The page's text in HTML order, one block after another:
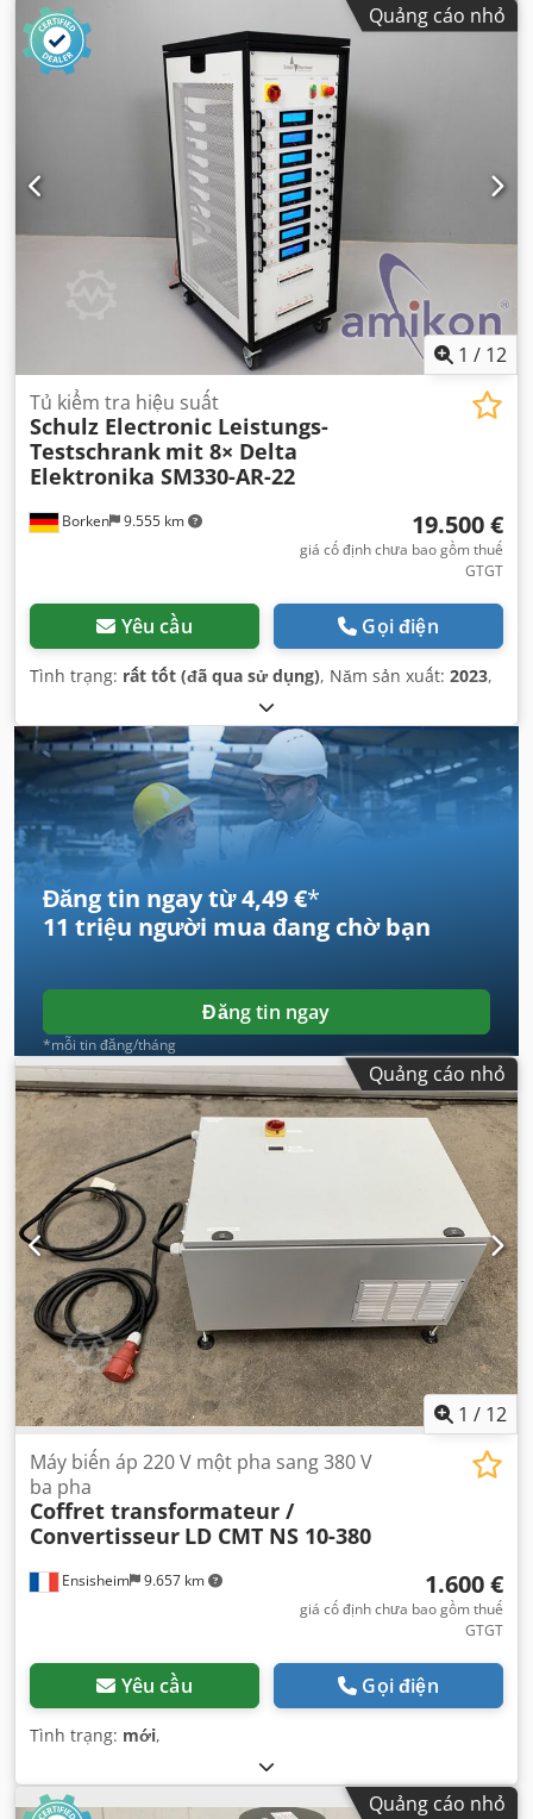
Quảng cáo nhỏ
1 / 12
Borken 9.555 km
Tủ kiểm tra hiệu suất
Schulz Electronic Leistungs-
Testschrank mit 8× Delta
Elektronika SM330-AR-22
19.500 €
giá cố định chưa bao gồm thuế
GTGT
Yêu cầu Gọi điện
Tình trạng: rất tốt (đã qua sử dụng), Năm sản xuất: 2023,
Đăng tin ngay từ 4,49 €*
11 triệu người mua đang chờ bạn
Đăng tin ngay
*mỗi tin đăng/tháng
Quảng cáo nhỏ
1 / 12
Ensisheim 9.657 km
Máy biến áp 220 V một pha sang 380 V
ba pha
Coffret transformateur /
Convertisseur LD CMT NS 10-380
1.600 €
giá cố định chưa bao gồm thuế
GTGT
Yêu cầu Gọi điện
Tình trạng: mới,
Quảng cáo nhỏ